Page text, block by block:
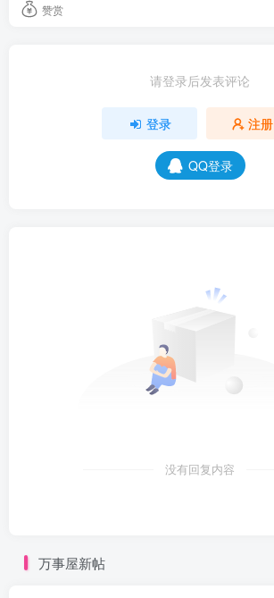
赞赏
请登录后发表评论
登录 注册
QQ登录
没有回复内容
万事屋新帖